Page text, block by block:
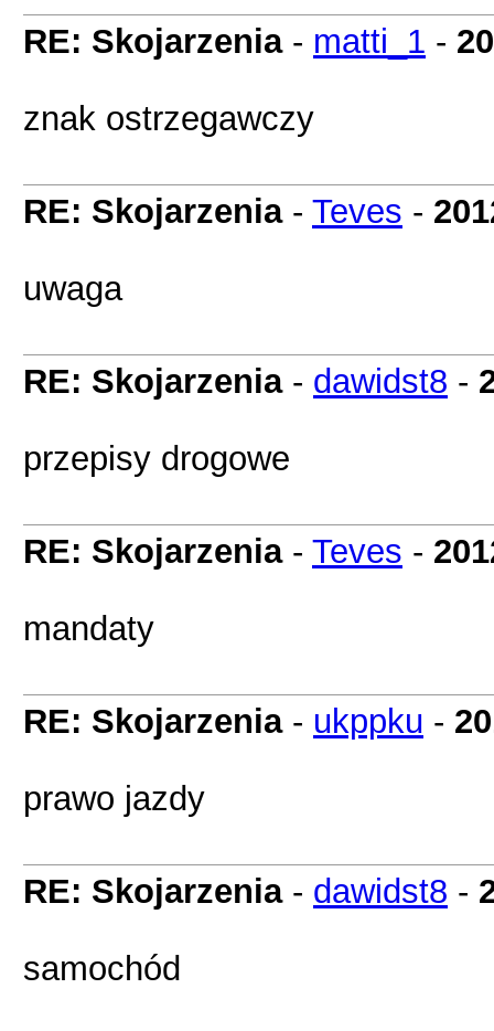
RE: Skojarzenia- matti_1 -
znak ostrzegawczy
RE: Skojarzenia- Teves -
uwaga
RE: Skojarzenia- dawidst8 -
przepisy drogowe
RE: Skojarzenia- Teves -
mandaty
RE: Skojarzenia- ukppku -
prawo jazdy
RE: Skojarzenia- dawidst8 -
samochód